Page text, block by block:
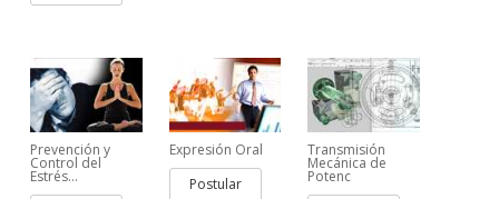
Prevención y
Control del
Estrés...
Expresión Oral
Postular
Transmisión
Mecánica de
Potenc